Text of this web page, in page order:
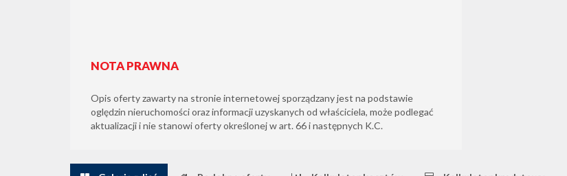
NOTA PRAWNA
Opis oferty zawarty na stronie internetowej sporządzany jest na podstawie
oględzin nieruchomości oraz informacji uzyskanych od właściciela, może podlegać
aktualizacji i nie stanowi oferty określonej w art. 66 i następnych K.C.